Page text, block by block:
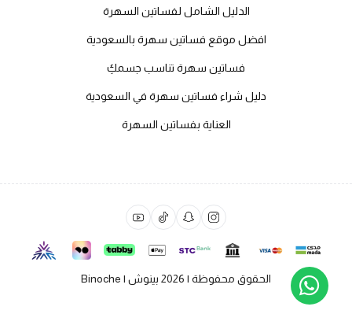
الدليل الشامل لفساتين السهرة
افضل موقع فساتين سهرة بالسعودية
فساتين سهرة تناسب جسمكِ
دليل شراء فساتين سهرة في السعودية
العناية بفساتين السهرة
الحقوق محفوظة | 2026 بينوش | Binoche